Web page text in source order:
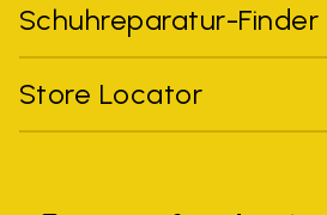
Schuhreparatur-Finder
Store Locator